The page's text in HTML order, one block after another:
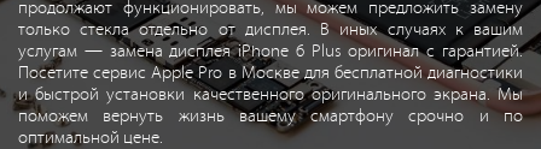
продолжают функционировать, мы можем предложить замену
только стекла отдельно от дисплея. В иных случаях к вашим
услугам — замена дисплея iPhone 6 Plus оригинал с гарантией.
Посетите сервис Apple Pro в Москве для бесплатной диагностики
и быстрой установки качественного оригинального экрана. Мы
поможем вернуть жизнь вашему смартфону срочно и по
оптимальной цене.